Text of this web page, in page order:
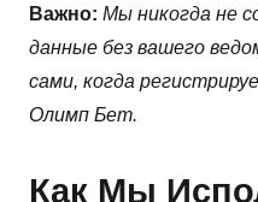
Важно: Мы никогда не
данные без вашего
сами, когда
Олимп Бет.
Как Мы